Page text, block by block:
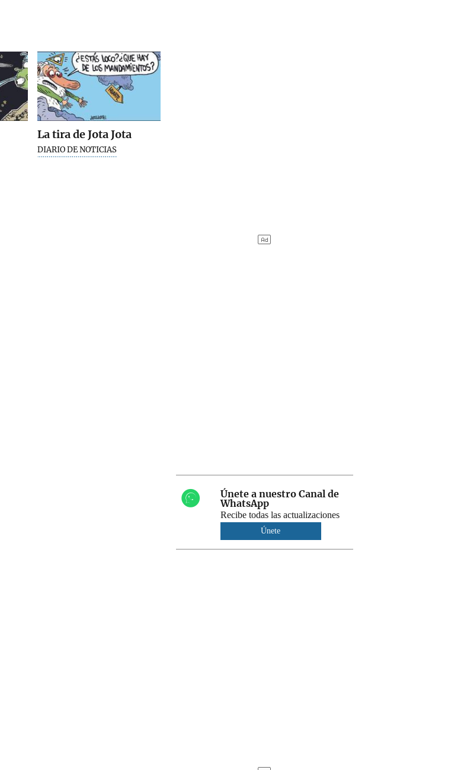
La tira de Jota Jota
DIARIO DE NOTICIAS
Únete a nuestro Canal de
WhatsApp
Recibe todas las actualizaciones
Únete